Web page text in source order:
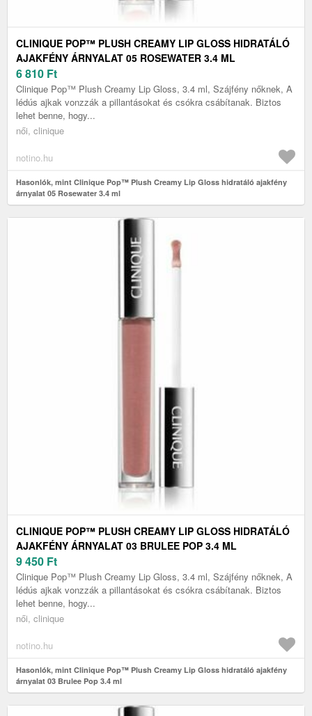
CLINIQUE POP™ PLUSH CREAMY LIP GLOSS HIDRATÁLÓ
AJAKFÉNY ÁRNYALAT 05 ROSEWATER 3.4 ML
6 810 Ft
Clinique Pop™ Plush Creamy Lip Gloss, 3.4 ml, Szájfény nőknek, A
lédús ajkak vonzzák a pillantásokat és csókra csábítanak. Biztos
lehet benne, hogy...
női, clinique
notino.hu
Hasonlók, mint Clinique Pop™ Plush Creamy Lip Gloss hidratáló ajakfény
árnyalat 05 Rosewater 3.4 ml
CLINIQUE POP™ PLUSH CREAMY LIP GLOSS HIDRATÁLÓ
AJAKFÉNY ÁRNYALAT 03 BRULEE POP 3.4 ML
9 450 Ft
Clinique Pop™ Plush Creamy Lip Gloss, 3.4 ml, Szájfény nőknek, A
lédús ajkak vonzzák a pillantásokat és csókra csábítanak. Biztos
lehet benne, hogy...
női, clinique
notino.hu
Hasonlók, mint Clinique Pop™ Plush Creamy Lip Gloss hidratáló ajakfény
árnyalat 03 Brulee Pop 3.4 ml